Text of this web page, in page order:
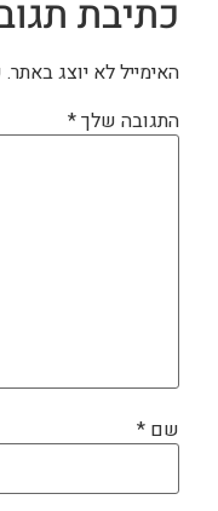
כתיבת
האימייל לא יוצג באתר.
התגובה שלך*
שם *